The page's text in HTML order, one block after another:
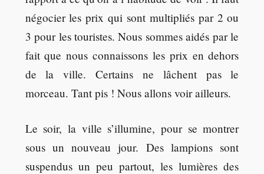
négocier les prix qui sont multipliés par 2 ou
3 pour les touristes. Nous sommes aidés par le
fait que nous connaissons les prix en dehors
de la ville. Certains ne lâchent pas le
morceau. Tant pis ! Nous allons voir ailleurs.
Le soir, la ville s’illumine, pour se montrer
sous un nouveau jour. Des lampions sont
suspendus un peu partout, les lumières des